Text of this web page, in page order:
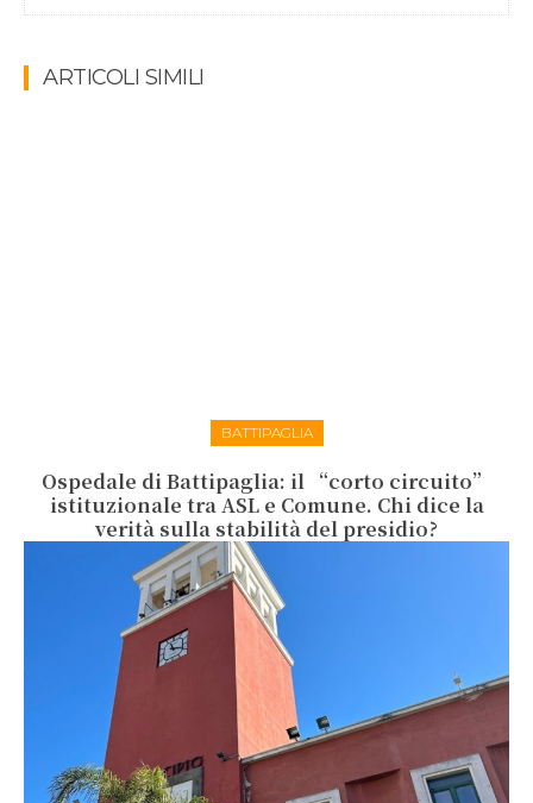
ARTICOLI SIMILI
BATTIPAGLIA
Ospedale di Battipaglia: il “corto circuito”
istituzionale tra ASL e Comune. Chi dice la
verità sulla stabilità del presidio?